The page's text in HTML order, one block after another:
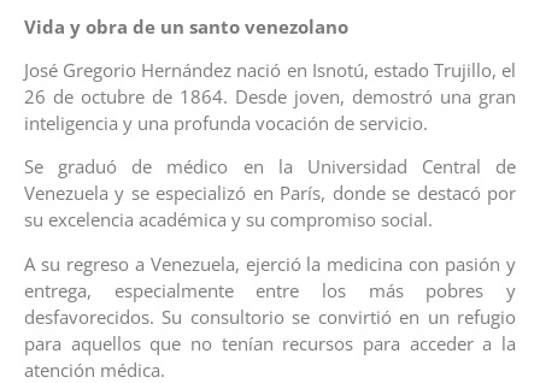
Vida y obra de un santo venezolano
José Gregorio Hernández nació en Isnotú, estado Trujillo, el
26 de octubre de 1864. Desde joven, demostró una gran
inteligencia y una profunda vocación de servicio.
Se graduó de médico en la Universidad Central de
Venezuela y se especializó en París, donde se destacó por
su excelencia académica y su compromiso social.
A su regreso a Venezuela, ejerció la medicina con pasión y
entrega, especialmente entre los más pobres y
desfavorecidos. Su consultorio se convirtió en un refugio
para aquellos que no tenían recursos para acceder a la
atención médica.